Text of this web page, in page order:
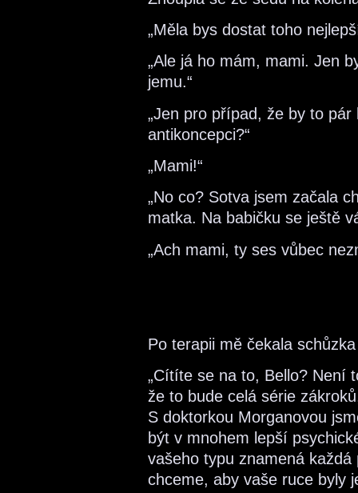
„Měla bys dostat toho
„Ale já ho mám, mami. Jen
jemu.“
„Jen pro případ, že by to
antikoncepci?“
„Mami!“
„No co? Sotva jsem začala
matka. Na babičku se ještě
„Ach mami, ty ses vůbec
Po terapii mě čekala
„Cítíte se na to, Bello? Není
že to bude celá série
S doktorkou Morganovou
být v mnohem lepší
vašeho typu znamená
chceme, aby vaše ruce byly